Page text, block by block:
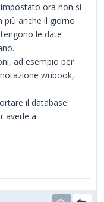
ora non si
più anche il giorno
le date
ad esempio per
wubook,
il database
averle a